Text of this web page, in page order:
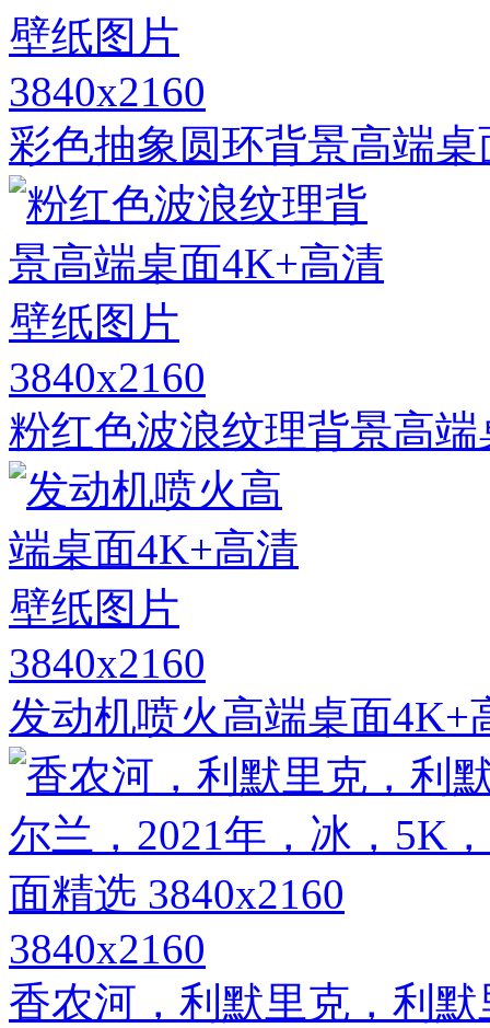
3840x2160
彩色抽象圆环背景高端
3840x2160
粉红色波浪纹理背景高
3840x2160
发动机喷火高端桌面4K+
3840x2160
香农河，利默里克，利